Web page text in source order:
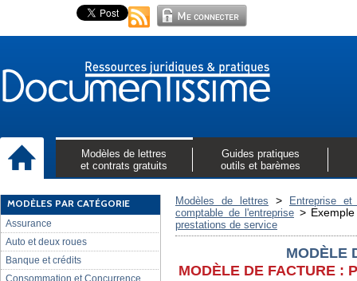
Modèles de lettres
et contrats gratuits
Guides pratiques
outils et barèmes
MODÈLES PAR CATÉGORIE
Assurance
Auto et deux roues
Banque et crédits
Consommation et Concurrence
Modèles de lettres >
Entreprise et
comptable de l'entreprise >
prestations de service
MODÈLE
MODÈLE DE FACTURE :